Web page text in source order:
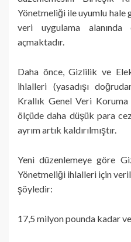
Yönetmeliği ile uyumlu
veri uygulama
açmaktadır.
Daha önce, Gizlilik ve
ihlalleri (yasadışı
Krallık Genel Veri
ölçüde daha düşük para
ayrım artık kaldırılmıştır.
Yeni düzenlemeye göre
Yönetmeliği ihlalleri için
şöyledir:
17,5 milyon pounda kadar